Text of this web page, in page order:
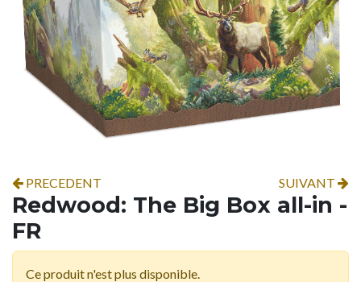
PRECEDENT SUIVANT
Redwood: The Big Box all-in -
FR
Ce produit n'est plus disponible.